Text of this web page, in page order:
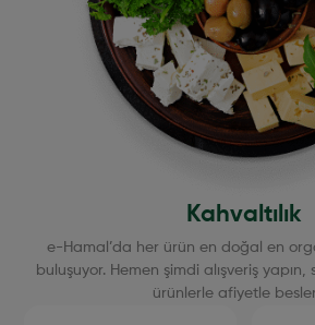
Kahvaltılık
e-Hamal’da her ürün en doğal en
buluşuyor. Hemen şimdi alışveriş yapın,
ürünlerle afiyetle